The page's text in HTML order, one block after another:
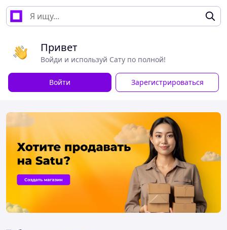
Привет
Войди и используй Сату по полной!
Войти Зарегистрироваться